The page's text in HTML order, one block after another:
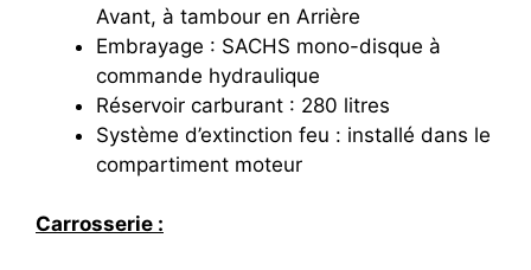
Avant, à tambour en Arrière
Embrayage : SACHS mono-disque à
commande hydraulique
Réservoir carburant : 280 litres
Système d’extinction feu : installé dans le
compartiment moteur
Carrosserie :